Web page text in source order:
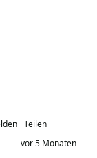
Teilen
vor 5 Monaten